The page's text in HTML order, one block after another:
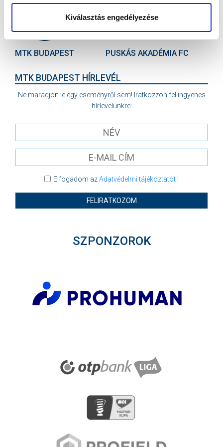
Kiválasztás engedélyezése
MTK BUDAPEST
VS
PUSKÁS AKADÉMIA FC
MTK BUDAPEST HÍRLEVÉL
Ne maradjon le egy eseményről sem! Iratkozzon fel ingyenes
hírlevelünkre:
Elfogadom azAdatvédelmi tájékoztatót!
FELIRATKOZOM
SZPONZOROK